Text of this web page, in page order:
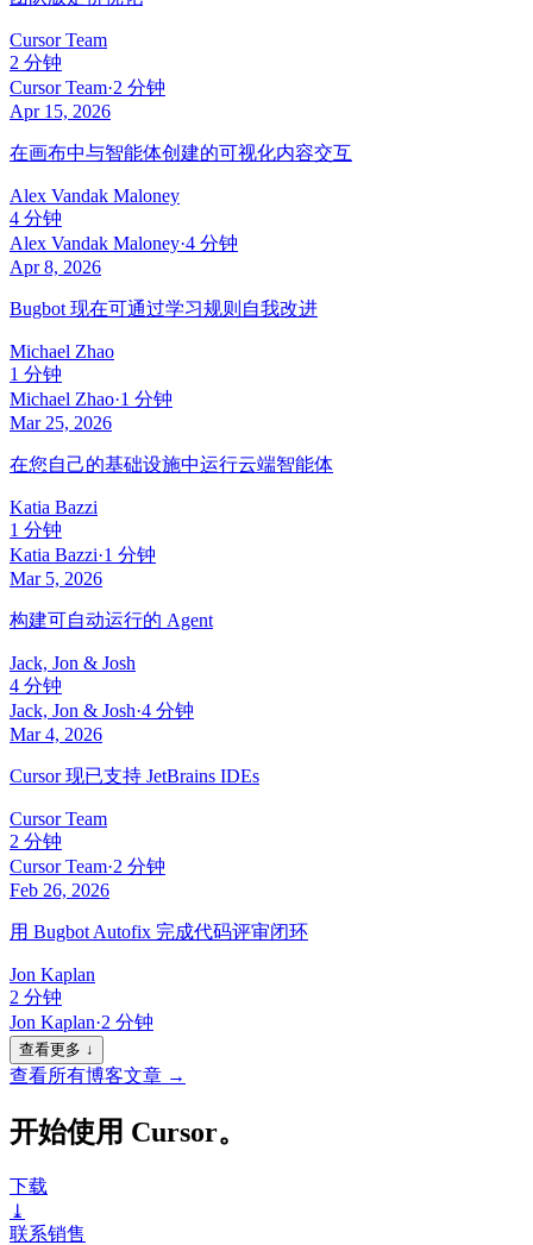
Cursor Team
2 分钟
Cursor Team·2 分钟
Apr 15, 2026
在画布中与智能体创建的可视化内容交互
Alex Vandak Maloney
4 分钟
Alex Vandak Maloney·4 分钟
Apr 8, 2026
Bugbot 现在可通过学习规则自我改进
Michael Zhao
1 分钟
Michael Zhao·1 分钟
Mar 25, 2026
在您自己的基础设施中运行云端智能体
Katia Bazzi
1 分钟
Katia Bazzi·1 分钟
Mar 5, 2026
构建可自动运行的 Agent
Jack, Jon & Josh
4 分钟
Jack, Jon & Josh·4 分钟
Mar 4, 2026
Cursor 现已支持 JetBrains IDEs
Cursor Team
2 分钟
Cursor Team·2 分钟
Feb 26, 2026
用 Bugbot Autofix 完成代码评审闭环
Jon Kaplan
2 分钟
Jon Kaplan·2 分钟
查看更多 ↓
查看所有博客文章 →
开始使用 Cursor。
下载
⤓
联系销售